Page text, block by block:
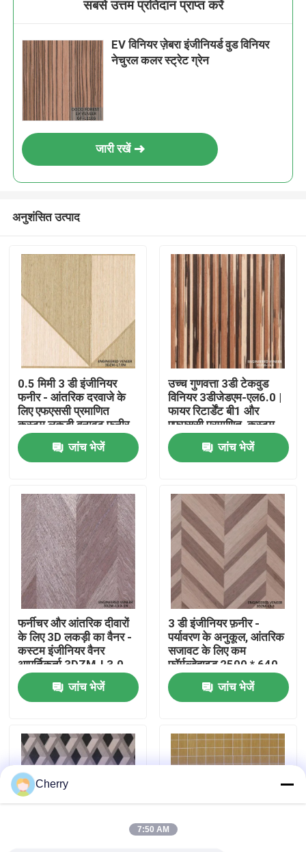
उत्पाद
हमारे बारे में
कारखाने का दौरा
गुणवत्ता नियंत्रण
हमसे संपर्क करें
मामले
उद्धरण मांगें
सबसे उत्तम प्रतिदान प्राप्त करें
EV विनियर ज़ेबरा इंजीनियर्ड वुड विनियर
नेचुरल कलर स्ट्रेट ग्रेन
जारी रखें
अनुशंसित उत्पाद
0.5 मिमी 3 डी इंजीनियर
फनीर - आंतरिक दरवाजे के
लिए एफएससी प्रमाणित
कस्टम लकड़ी बनावट फनीर
3 डीजेडएम-एल 7.0 एन
जांच भेजें
उच्च गुणवत्ता 3डी टेकवुड
विनियर 3डीजेडएम-एल6.0 |
फायर रिटार्डेंट बी1 और
एफएससी प्रमाणित, कस्टम
आकार उपलब्ध
जांच भेजें
फर्नीचर और आंतरिक दीवारों
के लिए 3D लकड़ी का वैनर -
कस्टम इंजीनियर वैनर
आपूर्तिकर्ता 3DZM-L3.0-
1N
जांच भेजें
3 डी इंजीनियर फ़नीर -
पर्यावरण के अनुकूल, आंतरिक
सजावट के लिए कम
फॉर्मल्डेहाइड 2500 * 640
मिमी 3 डीजेडएम-एल 3।0
जांच भेजें
Cherry
7:50 AM